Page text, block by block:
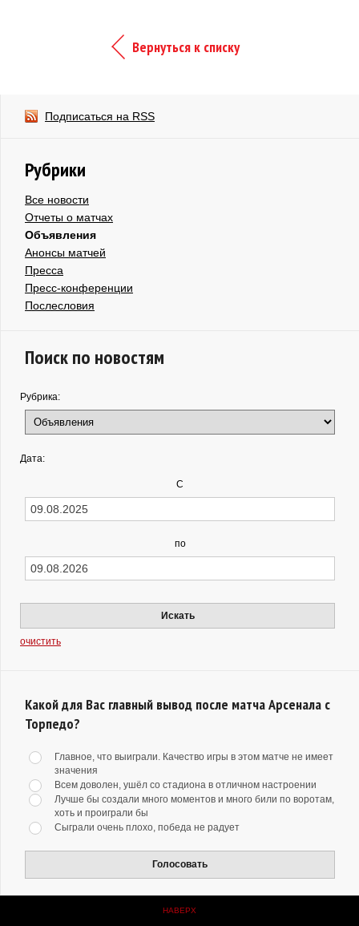
Вернуться к списку
Подписаться на RSS
Рубрики
Все новости
Отчеты о матчах
Объявления
Анонсы матчей
Пресса
Пресс-конференции
Послесловия
Поиск по новостям
Рубрика:
Дата:
С
по
Искать
очистить
Какой для Вас главный вывод после матча Арсенала с
Торпедо?
Главное, что выиграли. Качество игры в этом матче не имеет
значения
Всем доволен, ушёл со стадиона в отличном настроении
Лучше бы создали много моментов и много били по воротам,
хоть и проиграли бы
Сыграли очень плохо, победа не радует
Голосовать
НАВЕРХ